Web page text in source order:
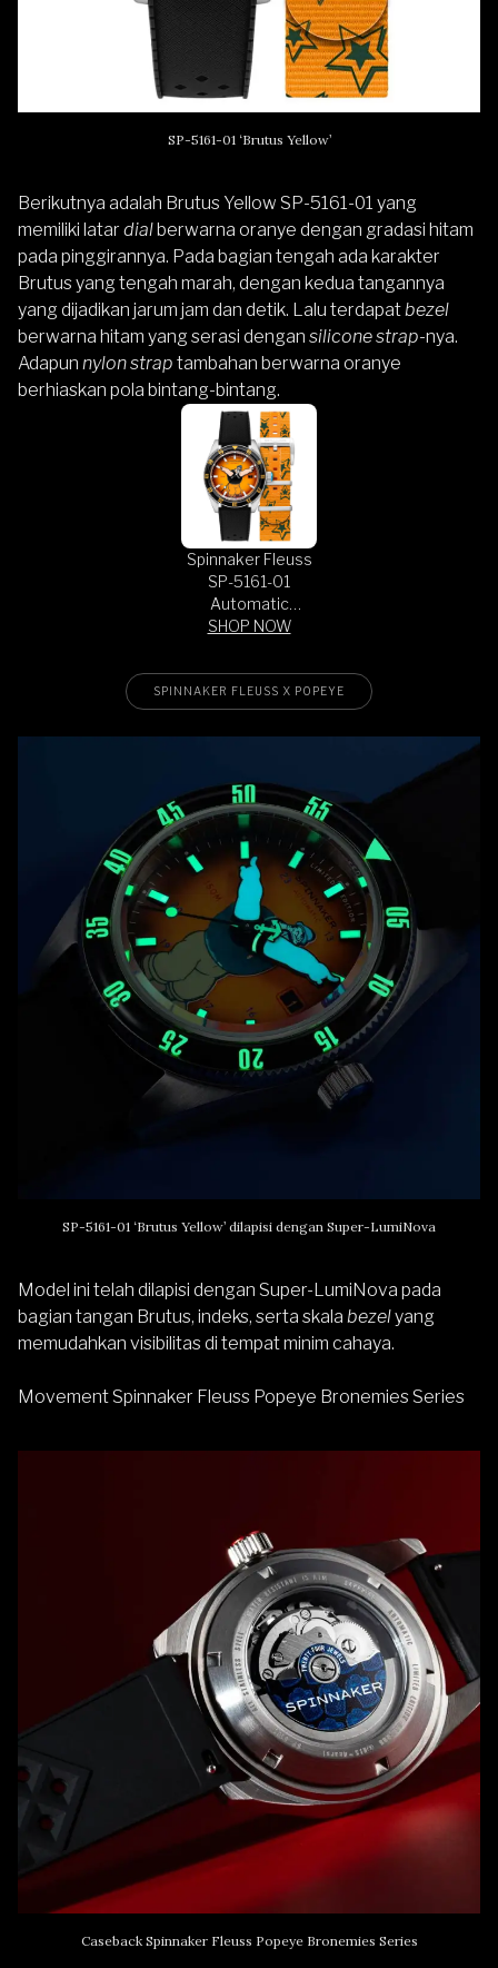
SP-5161-01 ‘Brutus Yellow’
Berikutnya adalah Brutus Yellow SP-5161-01 yang
memiliki latar dialberwarna oranye dengan gradasi hitam
pada pinggirannya. Pada bagian tengah ada karakter
Brutus yang tengah marah, dengan kedua tangannya
yang dijadikan jarum jam dan detik. Lalu terdapatbezel
berwarna hitam yang serasi dengan silicone strap-nya.
Adapun nylon strap tambahan berwarna oranye
berhiaskan pola bintang-bintang.
Spinnaker Fleuss
SP-5161-01
Automatic
Popeye
Brutus Yellow +
Extra Strap
Limited Edition
SHOP NOW
SPINNAKER FLEUSS X POPEYE
SP-5161-01 ‘Brutus Yellow’ dilapisi dengan Super-LumiNova
Model ini telah dilapisi dengan Super-LumiNova pada
bagian tangan Brutus, indeks, serta skala bezelyang
memudahkan visibilitas di tempat minim cahaya.
Movement Spinnaker Fleuss Popeye Bronemies Series
Caseback Spinnaker Fleuss Popeye Bronemies Series